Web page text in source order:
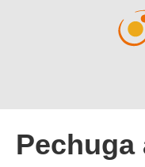
Pechuga